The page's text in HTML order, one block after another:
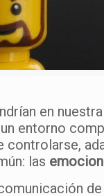
en
entorno
las